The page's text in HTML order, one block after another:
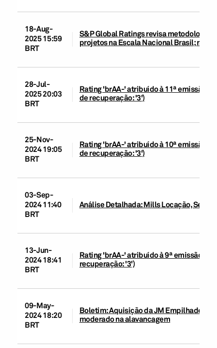
18-Aug-
2025 15:59
BRT
S&P Global Ratings revisa
projetos na Escala Nacional Brasil;
28-Jul-
2025 20:03
BRT
Rating 'brAA-' atribuído à 11ª emissão
de recuperação: '3')
25-Nov-
2024 19:05
BRT
Rating 'brAA-' atribuído à 10ª emissão
de recuperação: '3')
03-Sep-
2024 11:40
BRT
Análise Detalhada: Mills Locação,
13-Jun-
2024 18:41
BRT
Rating 'brAA-' atribuído à 9ª emissão
recuperação: '3')
09-May-
2024 18:20
BRT
Boletim: Aquisição da JM
moderado na alavancagem